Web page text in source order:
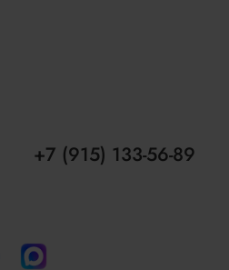
+7 (915) 133-56-89